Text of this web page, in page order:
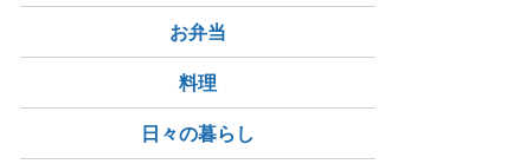
お弁当
料理
日々の暮らし